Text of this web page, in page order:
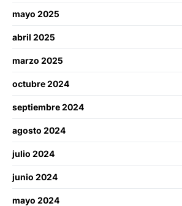
mayo 2025
abril 2025
marzo 2025
octubre 2024
septiembre 2024
agosto 2024
julio 2024
junio 2024
mayo 2024